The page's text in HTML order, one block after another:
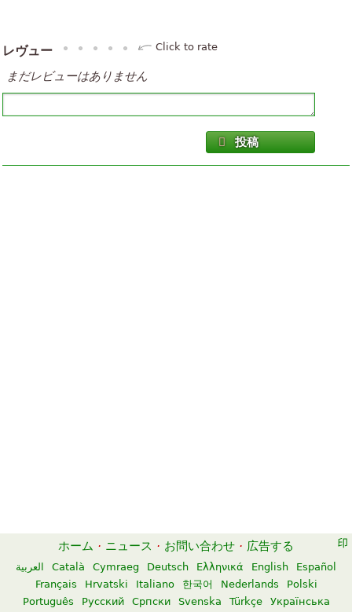
レヴュー Click to rate
まだレビューはありません
投稿
ホーム · ニュース · お問い合わせ · 広告する
العربية Català Cymraeg Deutsch Ελληνικά English
Español
Français
Hrvatski Italiano 한국어 Nederlands
Polski
Português
Русский Српски Svenska Türkçe Українська